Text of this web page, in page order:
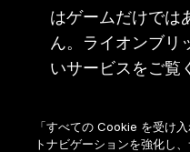
はゲームだけでは
ん。ライオンブリ
いサービスをご覧
ン サイト
「すべての Cookie を受け
トナビゲーションを強化し